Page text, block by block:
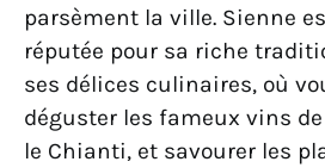
parsèment la ville. Sienne
réputée pour sa riche
ses délices culinaires, où
déguster les fameux vins
le Chianti, et savourer les